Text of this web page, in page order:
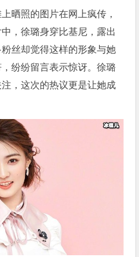
晒照的图片在网上疯传，
，徐璐身穿比基尼，露出
丝却觉得这样的形象与她
纷纷留言表示惊讶。徐璐
，这次的热议更是让她成